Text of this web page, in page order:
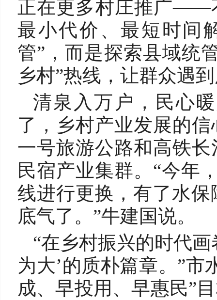
正在更多村庄推广——
最小代价、最短时间
管”，而是探索县域统
乡村”热线，让群众遇
清泉入万户，民心
了，乡村产业发展的
一号旅游公路和高铁
民宿产业集群。“今年
线进行更换，有了水保
底气了。”牛建国说。
“在乡村振兴的时代
为大’的质朴篇章。”
成、早投用、早惠民”